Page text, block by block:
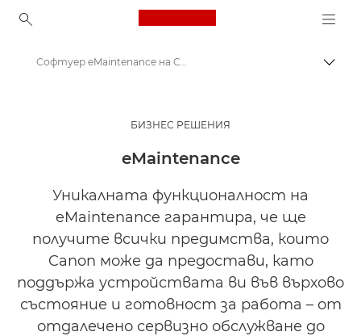
Canon Logo, back to
Бизнес продукти
Софтуер eMaintenance на Canon
БИЗНЕС РЕШЕНИЯ
eMaintenance
Уникалната функционалност на
eMaintenance гарантира, че ще
получите всички предимства, които
Canon може да предостави, като
поддържа устройствата ви във върхово
състояние и готовност за работа – от
отдалечено сервизно обслужване до